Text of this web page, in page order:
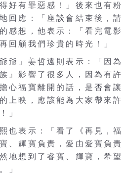
得好有罪惡感！」後來也有
回應：「座談會結束後，
感想，他表示：「看完電
回顧我們珍貴的時光！」
爺」姜哲遠則表示：「因
』影響了很多人，因為有
心福寶離開的話，是否會
上映，應該能為大家帶來
」
也表示：「看了《再見，
、輝寶負責，愛由愛寶負
地想到了睿寶、輝寶，希
」